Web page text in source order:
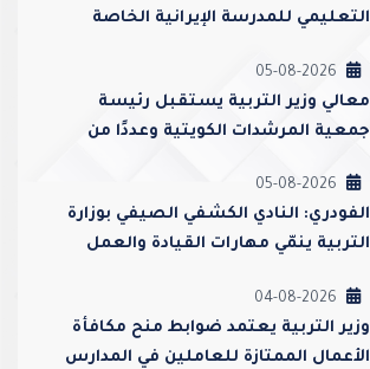
التعليمي للمدرسة الإيرانية الخاصة
05-08-2026
معالي وزير التربية يستقبل رئيسة
جمعية المرشدات الكويتية وعددًا من
05-08-2026
الفودري: النادي الكشفي الصيفي بوزارة
التربية ينمّي مهارات القيادة والعمل
04-08-2026
وزير التربية يعتمد ضوابط منح مكافأة
الأعمال الممتازة للعاملين في المدارس